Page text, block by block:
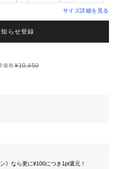
サイズ詳細を見る
らせ登録
価格¥10,450
》なら更に¥100につき1pt還元！